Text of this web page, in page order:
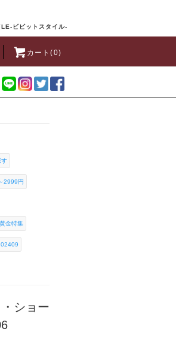
ビビットスタイル-
カート(0)
す
2999円
金特集
ショー